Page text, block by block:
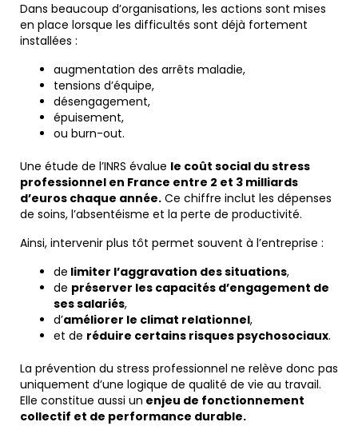
Dans beaucoup d’organisations, les actions sont mises
en place lorsque les difficultés sont déjà fortement
installées :
augmentation des arrêts maladie,
tensions d’équipe,
désengagement,
épuisement,
ou burn-out.
Une étude de l’INRS évalue le coût social du stress
professionnel en France entre 2 et 3 milliards
d’euros chaque année. Ce chiffre inclut les dépenses
de soins, l’absentéisme et la perte de productivité.
Ainsi, intervenir plus tôt permet souvent à l’entreprise :
de limiter l’aggravation des situations,
de préserver les capacités d’engagement de
ses salariés,
d’améliorer le climat relationnel,
et de réduire certains risques psychosociaux.
La prévention du stress professionnel ne relève donc pas
uniquement d’une logique de qualité de vie au travail.
Elle constitue aussi un enjeu de fonctionnement
collectif et de performance durable.